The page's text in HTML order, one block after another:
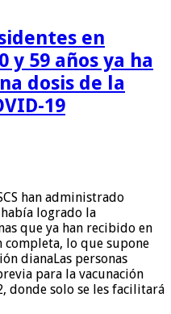
en
y 59 años ya ha
dosis de la
19
han administrado
había logrado la
que ya han recibido en
completa, lo que supone
dianaLas personas
para la vacunación
donde solo se les facilitará